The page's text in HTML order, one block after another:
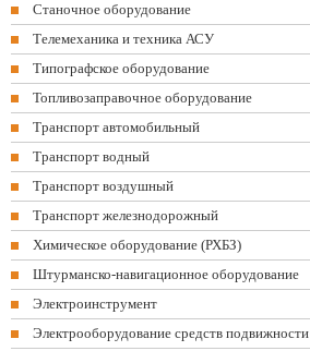
Станочное оборудование
Телемеханика и техника АСУ
Типографское оборудование
Топливозаправочное оборудование
Транспорт автомобильный
Транспорт водный
Транспорт воздушный
Транспорт железнодорожный
Химическое оборудование (РХБЗ)
Штурманско-навигационное оборудование
Электроинструмент
Электрооборудование средств подвижности